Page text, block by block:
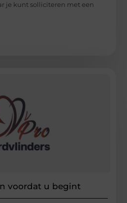
je kunt solliciteren met een
voordat u begint